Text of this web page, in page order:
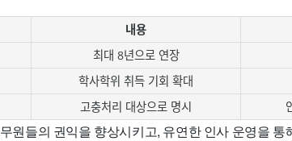
내용
최대 8년으로 연장
학사학위 취득 기회 확대
고충처리 대상으로 명시
원들의 권익을 향상시키고, 유연한 인사 운영을 통